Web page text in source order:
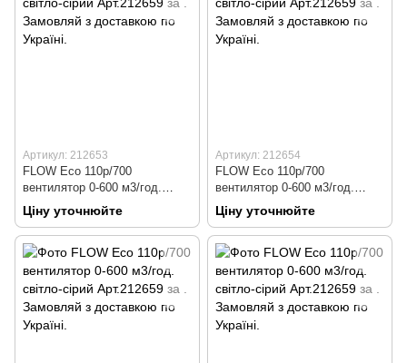
Артикул: 212653
FLOW Eco 110р/700
вентилятор 0-600 м3/год.
чорний Арт.212653
Ціну уточнюйте
Артикул: 212654
FLOW Eco 110р/700
вентилятор 0-600 м3/год.
коричневий Арт.212654
Ціну уточнюйте